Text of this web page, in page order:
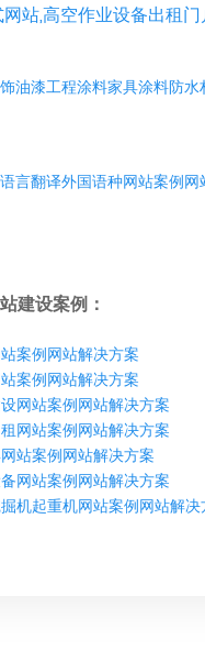
站,高空作业设备出租
油漆工程涂料家具涂料防水
言翻译外国语种网站案例网
建设案例：
案例网站解决方案
案例网站解决方案
网站案例网站解决方案
网站案例网站解决方案
站案例网站解决方案
网站案例网站解决方案
机起重机网站案例网站解决